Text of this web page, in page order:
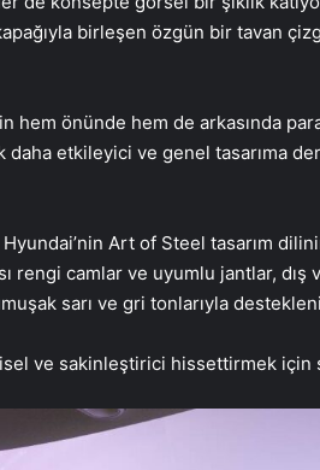
birleşen özgün bir tavan
hem önünde hem de arkasında
daha etkileyici ve genel tasarıma
Hyundai’nin Art of Steel tasarım
rengi camlar ve uyumlu jantlar, dış
sarı ve gri tonlarıyla
ve sakinleştirici hissettirmek için